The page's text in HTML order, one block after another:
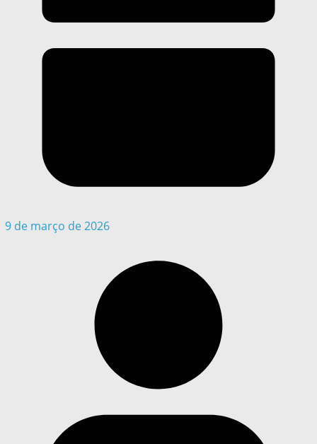
9 de março de 2026